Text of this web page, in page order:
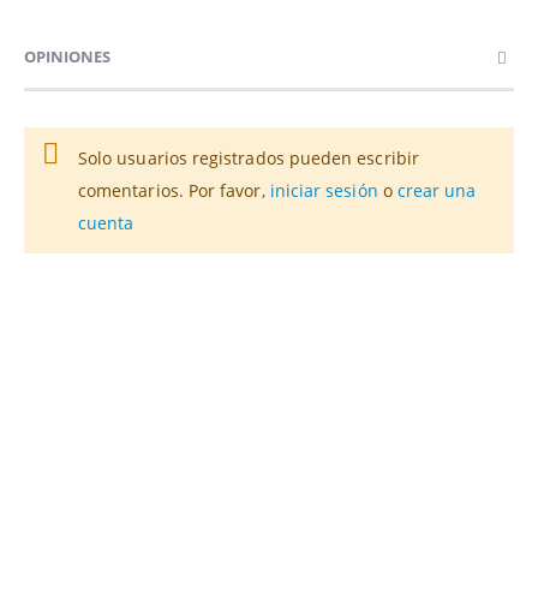
OPINIONES
Solo usuarios registrados pueden escribir
comentarios. Por favor, iniciar sesión o crear una
cuenta